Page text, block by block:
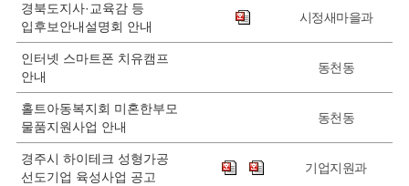
경북도지사·교육감 등
입후보안내설명회 안내
시정새마을과
인터넷 스마트폰 치유캠프
안내
동천동
홀트아동복지회 미혼한부모
물품지원사업 안내
동천동
경주시 하이테크 성형가공
선도기업 육성사업 공고
기업지원과